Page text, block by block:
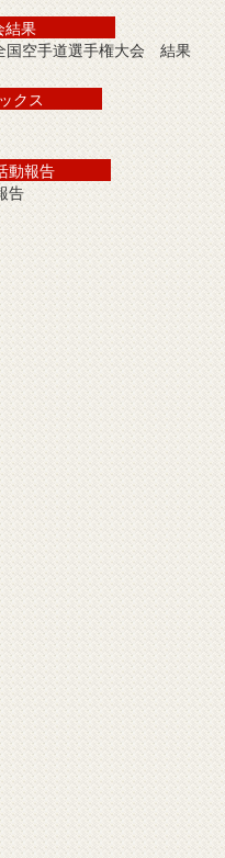
結果
国空手道選手権大会 結果
クス
動報告
告